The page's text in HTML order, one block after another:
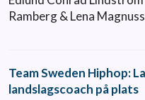
Ramberg & Lena
Team Sweden Hiphop:
landslagscoach på plats